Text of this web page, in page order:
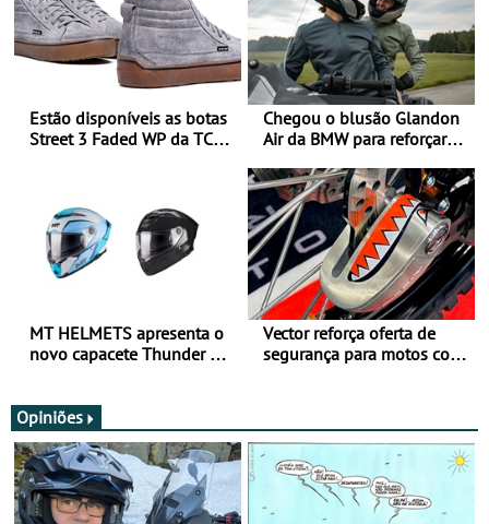
Estão disponíveis as botas
Street 3 Faded WP da TCX
Chegou o blusão Glandon
Air da BMW para reforçar
verão
MT HELMETS apresenta o
novo capacete Thunder 4 R
Vector reforça oferta de
segurança para motos com
Opiniões